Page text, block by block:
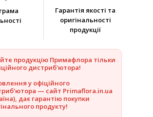
Гарантія якості та
оригінальності
продукції
продукцію Примафлора тільки
дистриб'ютора!
у офіційного
— сайт Primaflora.in.ua
дає гарантію покупки
продукту!